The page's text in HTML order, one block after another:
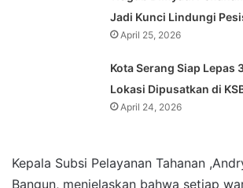
Jadi Kunci Lindungi
April 25, 2026
Kota Serang Siap Lepas
Lokasi Dipusatkan di
April 24, 2026
Kepala Subsi Pelayanan Tahanan
Bangun, menjelaskan bahwa setiap